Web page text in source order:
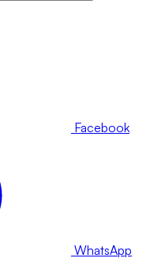
Facebook
WhatsApp